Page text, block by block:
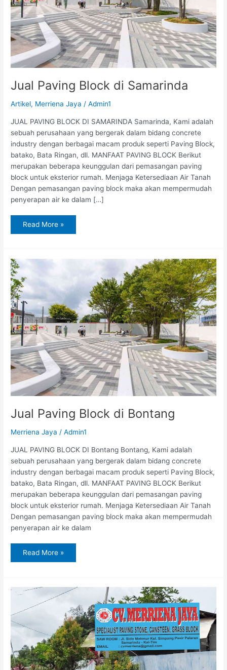
Jual Paving Block di Samarinda
Artikel, Merriena Jaya /Admin1
JUAL PAVING BLOCK DI SAMARINDA Samarinda, Kami adalah
sebuah perusahaan yang bergerak dalam bidang concrete
industry dengan berbagai macam produk seperti Paving Block,
batako, Bata Ringan, dll. MANFAAT PAVING BLOCK Berikut
merupakan beberapa keunggulan dari pemasangan paving
block untuk eksterior rumah. Menjaga Ketersediaan Air Tanah
Dengan pemasangan paving block maka akan mempermudah
penyerapan air ke dalam […]
Read More »
Jual Paving Block di Bontang
Merriena Jaya /Admin1
JUAL PAVING BLOCK DI Bontang Bontang, Kami adalah
sebuah perusahaan yang bergerak dalam bidang concrete
industry dengan berbagai macam produk seperti Paving Block,
batako, Bata Ringan, dll. MANFAAT PAVING BLOCK Berikut
merupakan beberapa keunggulan dari pemasangan paving
block untuk eksterior rumah. Menjaga Ketersediaan Air Tanah
Dengan pemasangan paving block maka akan mempermudah
penyerapan air ke dalam
Jual
di
Bontang
Read More »
Jual
Paving
Block
di